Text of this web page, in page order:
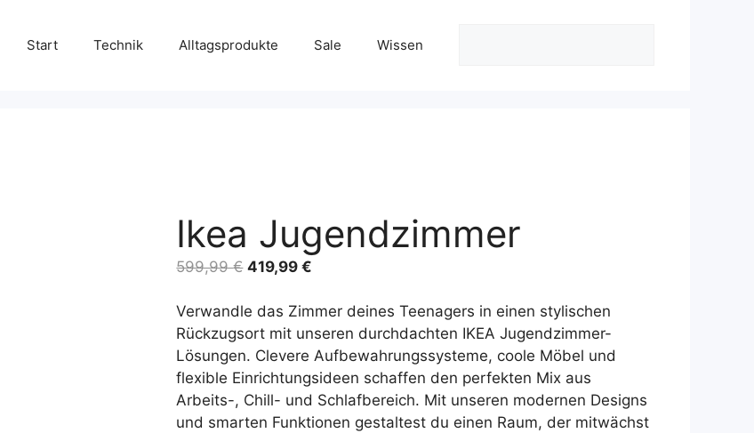
Start Technik Alltagsprodukte Sale Wissen
Ikea Jugendzimmer
599,99€ Ursprünglicher
war:
599,99 €
419,99€
ist:
419,99 €.
Verwandle das Zimmer deines Teenagers in einen stylischen
Rückzugsort mit unseren durchdachten IKEA Jugendzimmer-
Lösungen. Clevere Aufbewahrungssysteme, coole Möbel und
flexible Einrichtungsideen schaffen den perfekten Mix aus
Arbeits-, Chill- und Schlafbereich. Mit unseren modernen Designs
und smarten Funktionen gestaltest du einen Raum, der mitwächst